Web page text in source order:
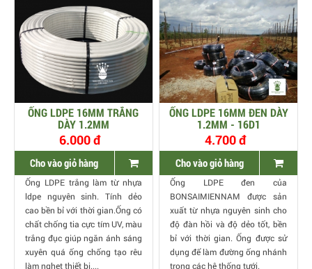
ỐNG LDPE 16MM TRẮNG
DÀY 1.2MM
6.000 đ
Cho vào giỏ hàng
Ống LDPE trắng làm từ nhựa
ldpe nguyên sinh. Tính dẻo
cao bền bỉ với thời gian.Ống có
chất chống tia cực tím UV, màu
trắng đục giúp ngăn ánh sáng
xuyên quá ống chống tạo rêu
làm nghẹt thiết bị....
ỐNG LDPE 16MM ĐEN DÀY
1.2MM - 16D1
4.700 đ
Cho vào giỏ hàng
Ống LDPE đen của
BONSAIMIENNAM được sản
xuất từ nhựa nguyên sinh cho
độ đàn hồi và độ dẻo tốt, bền
bỉ với thời gian. Ống được sử
dụng để làm đường ống nhánh
trong các hệ thống tưới.